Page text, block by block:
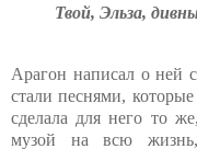
Твой, Эльза,
Арагон написал о ней
стали песнями,
сделала для него то
музой на всю жизнь,